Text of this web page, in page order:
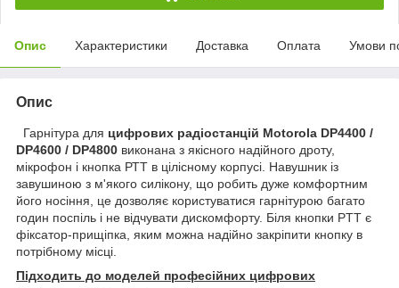
Опис Характеристики Доставка Оплата Умови
Опис
Гарнітура для цифрових радіостанцій Motorola DP4400 /
DP4600 / DP4800 виконана з якісного надійного дроту,
мікрофон і кнопка РТТ в цілісному корпусі. Навушник із
завушиною з м'якого силікону, що робить дуже комфортним
його носіння, це дозволяє користуватися гарнітурою багато
годин поспіль і не відчувати дискомфорту. Біля кнопки PTT є
фіксатор-прищіпка, яким можна надійно закріпити кнопку в
потрібному місці.
Підходить до моделей професійних цифрових